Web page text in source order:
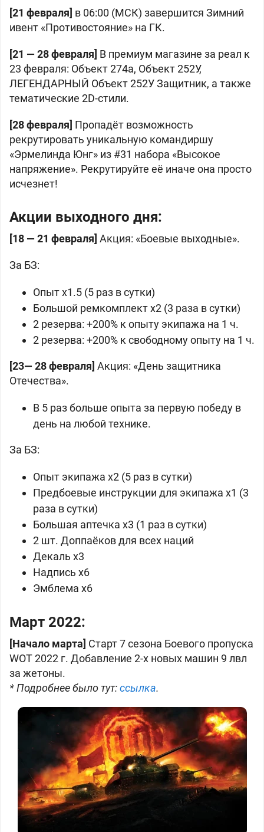
[21 февраля] в 06:00 (МСК) завершится Зимний
ивент «Противостояние» на ГК.
[21 — 28 февраля] В премиум магазине за реал к
23 февраля: Объект 274а, Объект 252У,
ЛЕГЕНДАРНЫЙ Объект 252У Защитник, а также
тематические 2D-стили.
[28 февраля] Пропадёт возможность
рекрутировать уникальную командиршу
«Эрмелинда Юнг» из #31 набора «Высокое
напряжение». Рекрутируйте её иначе она просто
исчезнет!
Акции выходного дня:
[18 — 21 февраля] Акция: «Боевые выходные».
За БЗ:
Опыт x1.5 (5 раз в сутки)
Большой ремкомплект x2 (3 раза в сутки)
2 резерва: +200% к опыту экипажа на 1 ч.
2 резерва: +200% к свободному опыту на 1 ч.
[23— 28 февраля] Акция: «День защитника
Отечества».
В 5 раз больше опыта за первую победу в
день на любой технике.
За БЗ:
Опыт экипажа x2 (5 раз в сутки)
Предбоевые инструкции для экипажа x1 (3
раза в сутки)
Большая аптечка x3 (1 раз в сутки)
2 шт. Доппаёков для всех наций
Декаль x3
Надпись x6
Эмблема x6
Март 2022:
[Начало марта] Старт 7 сезона Боевого пропуска
WOT 2022 г. Добавление 2-х новых машин 9 лвл
за жетоны.
* Подробнее было тут:ссылка.